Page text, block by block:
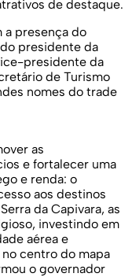
de destaque.
a presença do
presidente da
presidente da
de Turismo
nomes do trade
as
e fortalecer uma
e renda: o
aos destinos
da Capivara, as
investindo em
aérea e
centro do mapa
o governador